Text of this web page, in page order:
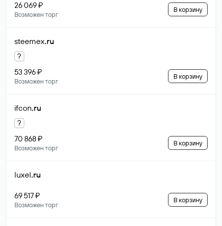
26 069 ₽
Возможен торг
В корзину
steemex.ru
?
53 396 ₽
Возможен торг
В корзину
ifcon.ru
?
70 868 ₽
Возможен торг
В корзину
luxel.ru
69 517 ₽
Возможен торг
В корзину